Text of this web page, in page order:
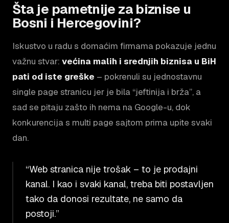
Šta je pametnije za biznise u
Bosni i Hercegovini?
Iskustvo u radu s domaćim firmama pokazuje jednu
važnu stvar: većina malih i srednjih biznisa u BiH
pati od iste greške – pokrenuli su jednostavnu
single page stranicu jer je bila “jeftinija i brža”, a
sad se pitaju zašto ih nema na Google-u, dok
konkurencija s multi page sajtom prima upite svaki
dan.
“Web stranica nije trošak – to je prodajni
kanal. I kao i svaki kanal, treba biti postavljen
tako da donosi rezultate, ne samo da
postoji.”